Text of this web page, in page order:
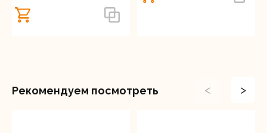
Рекомендуем посмотреть < >